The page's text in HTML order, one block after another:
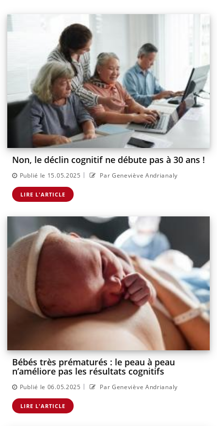
Non, le déclin cognitif ne débute pas à 30 ans !
Publié le 15.05.2025 | Par Geneviève Andrianaly
LIRE L'ARTICLE
Bébés très prématurés : le peau à peau
n’améliore pas les résultats cognitifs
Publié le 06.05.2025 | Par Geneviève Andrianaly
LIRE L'ARTICLE